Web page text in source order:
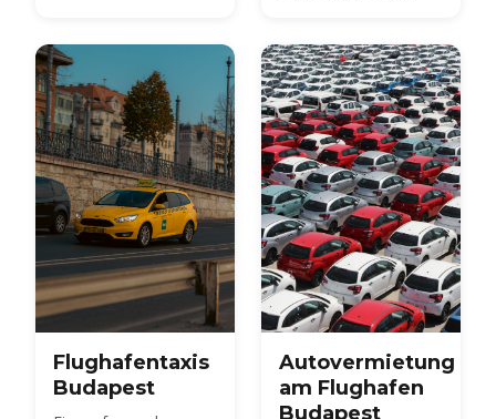
Preise 2026 und
erfahren Sie, wie Sie
im Voraus buchen.
Flughafentaxis
Budapest
Autovermietung
am Flughafen
Budapest